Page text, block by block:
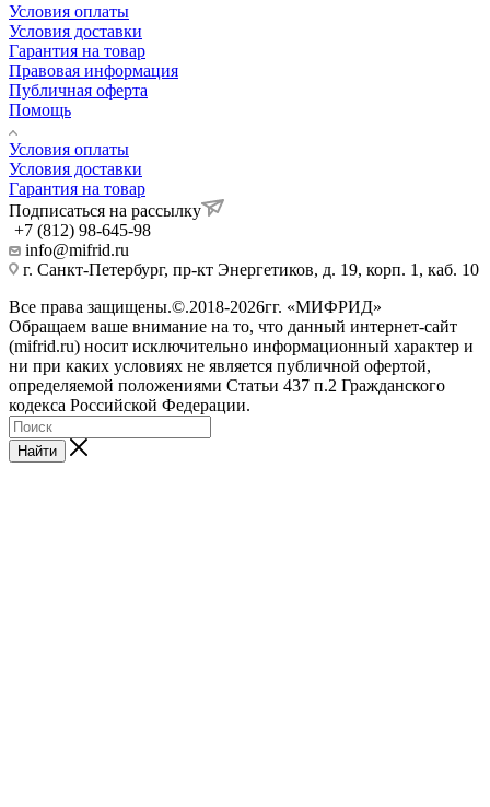
Условия оплаты
Условия доставки
Гарантия на товар
Правовая информация
Публичная оферта
Помощь
Условия оплаты
Условия доставки
Гарантия на товар
Подписаться на рассылку
+7 (812) 98-645-98
info@mifrid.ru
г. Санкт-Петербург, пр-кт Энергетиков, д. 19, корп. 1, каб. 10
Все права защищены.©.2018-2026гг. «МИФРИД»
Обращаем ваше внимание на то, что данный интернет-сайт
(mifrid.ru) носит исключительно информационный характер и
ни при каких условиях не является публичной офертой,
определяемой положениями Статьи 437 п.2 Гражданского
кодекса Российской Федерации.
Найти